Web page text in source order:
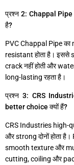
प्रश्न 2: Chappal Pipe
है?
PVC Chappal Pipe
resistant होता है। इससे
crack नहीं होती और
long-lasting रहता है।
प्रश्न 3: CRS
better choice क्यों हैं?
CRS Industries high-
और strong दोनों होता
smooth texture और
cutting, coiling और